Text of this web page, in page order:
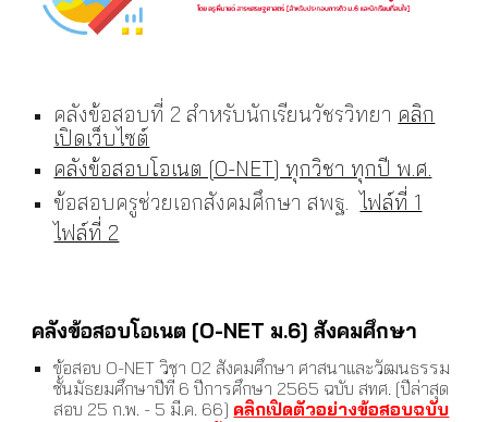
คลังข้อสอบที่ 2 สำหรับนักเรียนวัชรวิทยา คลิก
เปิดเว็บไซต์
คลังข้อสอบโอเนต [O-NET] ทุกวิชา ทุกปี พ.ศ.
ข้อสอบครูช่วยเอกสังคมศึกษา สพฐ.ไฟล์ที่ 1
ไฟล์ที่ 2
คลังข้อสอบโอเนต [O-NET ม.6] สังคมศึกษา
ข้อสอบ O-NET วิชา 02 สังคมศึกษา ศาสนาและวัฒนธรรม
ชั้นมัธยมศึกษาปีที่ 6 ปีการศึกษา 2565 ฉบับ สทศ. [ปีล่าสุด
สอบ 25 ก.พ. - 5 มี.ค. 66] คลิกเปิดตัวอย่างข้อสอบฉบับ